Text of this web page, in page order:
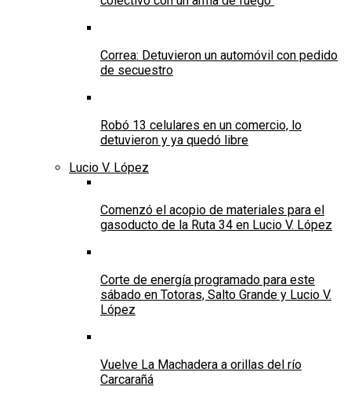
Correa: Detuvieron un automóvil con pedido
de secuestro
Robó 13 celulares en un comercio, lo
detuvieron y ya quedó libre
Lucio V. López
Comenzó el acopio de materiales para el
gasoducto de la Ruta 34 en Lucio V. López
Corte de energía programado para este
sábado en Totoras, Salto Grande y Lucio V.
López
Vuelve La Machadera a orillas del río
Carcarañá